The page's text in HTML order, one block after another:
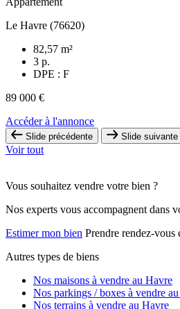
Le Havre (76620)
82,57 m²
3 p.
DPE : F
89 000 €
Accéder à l'annonce
Slide précédente Slide suivante
Voir tout
Vous souhaitez vendre votre bien ?
Nos experts vous accompagnent dans
Estimer mon bien Prendre rendez-vous
Autres types de biens
Nos maisons à vendre au Havre
Nos parkings / boxes à vendre
Nos terrains à vendre au Havre